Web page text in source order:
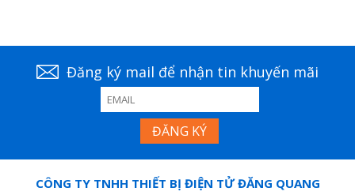
Đăng ký mail để nhận tin khuyến mãi
CÔNG TY TNHH THIẾT BỊ ĐIỆN TỬ ĐĂNG QUANG